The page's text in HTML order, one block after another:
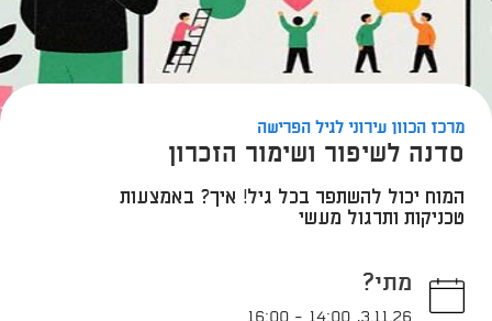
מרכז הכוון עירוני לגיל הפרישה
סדנה לשיפור ושימור הזכרון
המוח יכול להשתפר בכל גיל! איך? באמצעות
טכניקות ותרגול מעשי
מתי?
3.11.26
,
14:00
-
16:00